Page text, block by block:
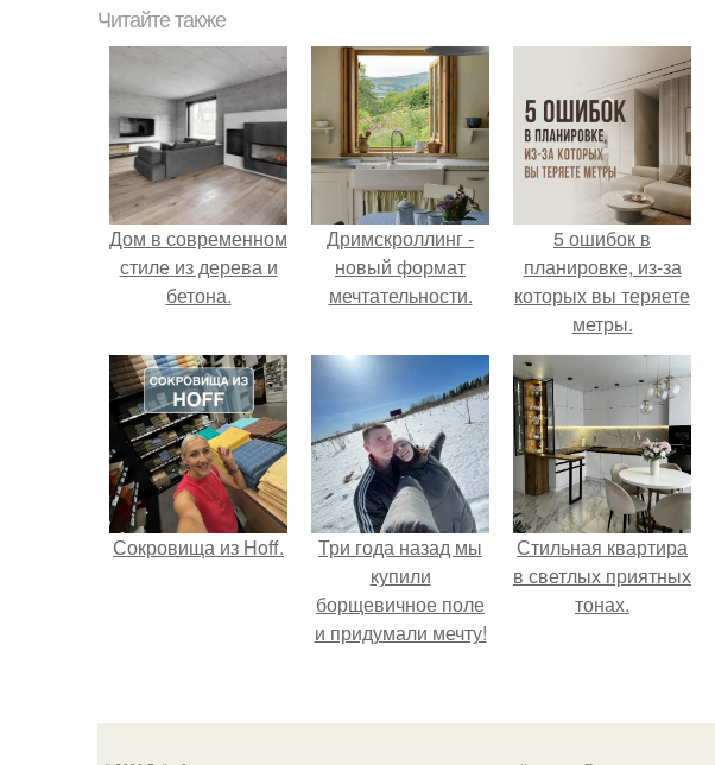
Читайте также
Дом в современном
стиле из дерева и
бетона.
Дримскроллинг -
новый формат
мечтательности.
5 ошибок в
планировке, из-за
которых вы теряете
метры.
Сокровища из Hoff.
Три года назад мы
купили
борщевичное поле
и придумали мечту!
Стильная квартира
в светлых приятных
тонах.